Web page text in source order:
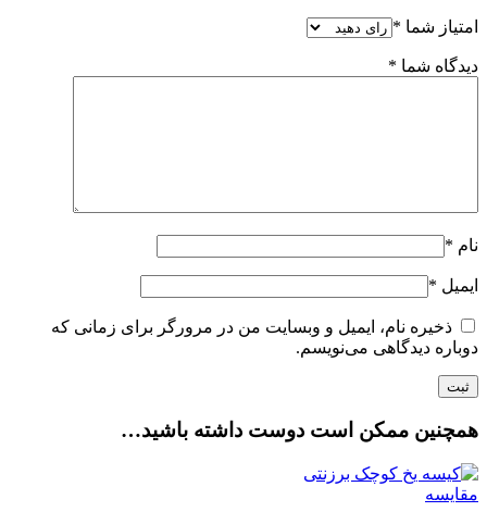
امتیاز شما *
دیدگاه شما *
نام *
ایمیل *
ذخیره نام، ایمیل و وبسایت من در مرورگر برای زمانی که
دوباره دیدگاهی می‌نویسم.
همچنین ممکن است دوست داشته باشید…
مقایسه